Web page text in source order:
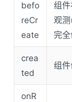
befo
reCr
eate
组
观
完
crea
ted
组
onR